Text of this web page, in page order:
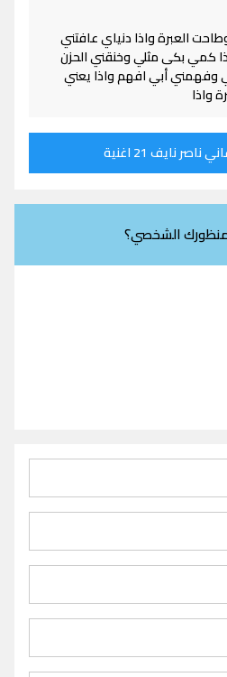
العبرة واذا دنياي عافتني
كمي بكى مثلي وخنقني الحزن
وفهمني أبي افهم واذا يعني
واذا
نايف 21 اغنية
الشخصي؟